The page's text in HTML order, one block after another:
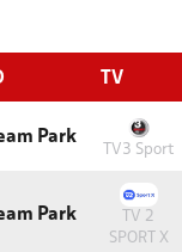
TV
Park
TV3 Sport
Park
TV 2
SPORT X